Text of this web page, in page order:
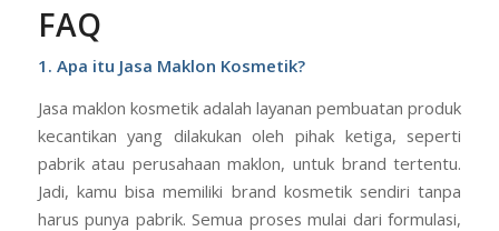
FAQ
1. Apa itu Jasa Maklon Kosmetik?
Jasa maklon kosmetik adalah layanan pembuatan produk
kecantikan yang dilakukan oleh pihak ketiga, seperti
pabrik atau perusahaan maklon, untuk brand tertentu.
Jadi, kamu bisa memiliki brand kosmetik sendiri tanpa
harus punya pabrik. Semua proses mulai dari formulasi,